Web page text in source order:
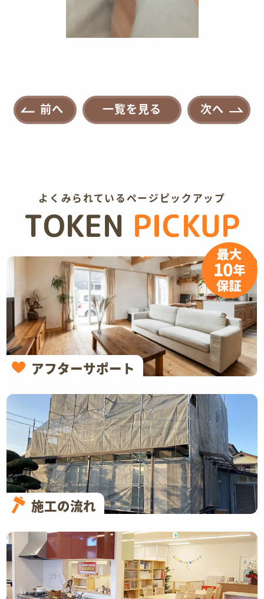
前へ 一覧を見る 次へ
よくみられているページピックアップ
TOKEN PICKUP
アフターサポート
施工の流れ